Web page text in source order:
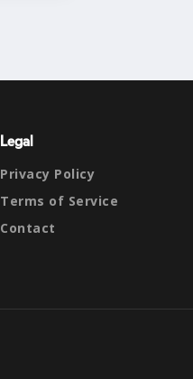
Legal
Privacy Policy
Terms of Service
Contact